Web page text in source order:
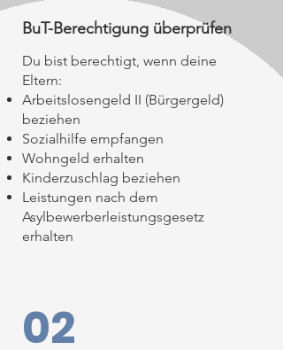
BuT-Berechtigung überprüfen
Du bist berechtigt, wenn deine
Eltern:
Arbeitslosengeld II (Bürgergeld)
beziehen
Sozialhilfe empfangen
Wohngeld erhalten
Kinderzuschlag beziehen
Leistungen nach dem
Asylbewerberleistungsgesetz
erhalten
02